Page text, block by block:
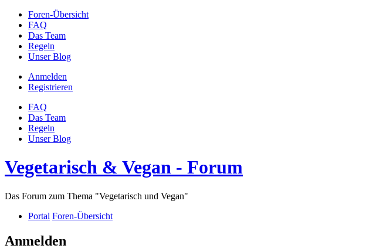
Foren-Übersicht
FAQ
Das Team
Regeln
Unser Blog
Anmelden
Registrieren
FAQ
Das Team
Regeln
Unser Blog
Vegetarisch & Vegan - Forum
Das Forum zum Thema "Vegetarisch und Vegan"
Portal Foren-Übersicht
Anmelden